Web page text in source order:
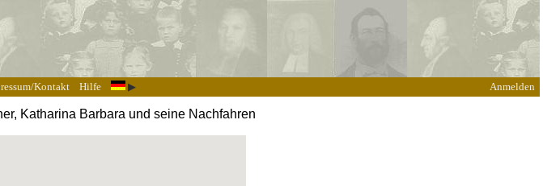
Kontakt Hilfe Anmelden
Katharina Barbara und seine Nachfahren